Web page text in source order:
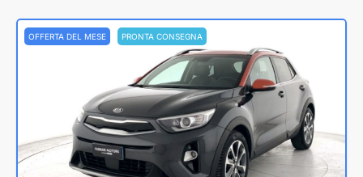
OFFERTA DEL MESE PRONTA CONSEGNA